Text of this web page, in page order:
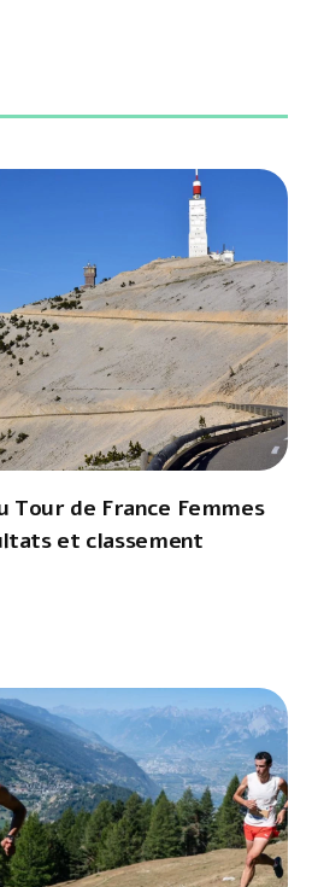
Tour de France Femmes
et classement